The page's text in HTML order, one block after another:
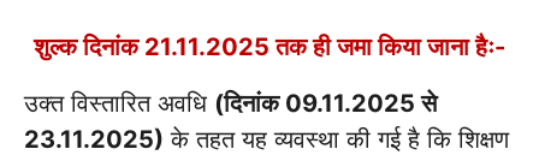
शुल्क दिनांक 21.11.2025 तक ही जमा किया जाना हैः-
उक्त विस्तारित अवधि (दिनांक 09.11.2025 से
23.11.2025) के तहत यह व्यवस्था की गई है कि शिक्षण